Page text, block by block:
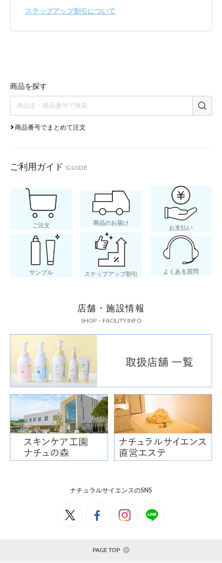
ステップアップ割引について
商品を探す
商品番号でまとめて注文
ご利用ガイド GUIDE
ご注文 商品のお届け
お支払い
サンプル ステップアップ割引 よくある質問
店舗・施設情報
SHOP・FACILITY INFO
ナチュラルサイエンスのSNS
PAGE TOP